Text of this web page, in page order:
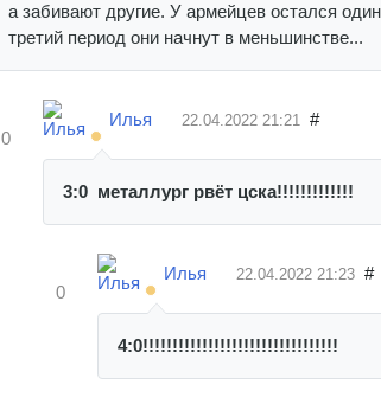
а забивают другие. У армейцев остался
третий период они начнут в меньшинстве...
0
Илья 22.04.2022 21:21 #
3:0 металлург рвёт цска!!!!!!!!!!!!!
0
Илья 22.04.2022 21:23 #
4:0!!!!!!!!!!!!!!!!!!!!!!!!!!!!!!!!!